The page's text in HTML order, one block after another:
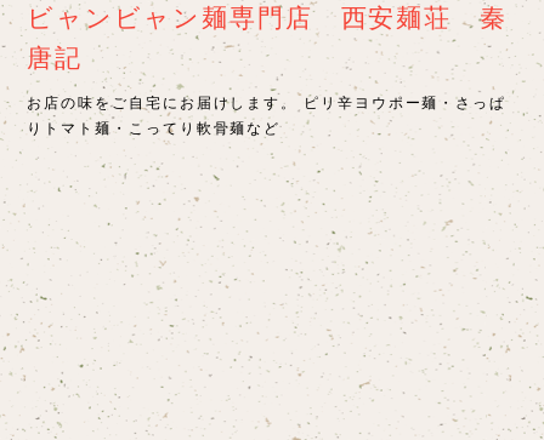
ビャンビャン麺専門店 西安麺荘 秦
唐記
お店の味をご自宅にお届けします。 ピリ辛ヨウポー麺・さっぱ
りトマト麺・こってり軟骨麺など